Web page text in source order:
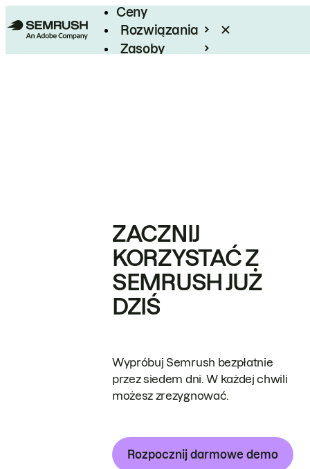
Ceny
Rozwiązania
Zasoby
ZACZNIJ
KORZYSTAĆ Z
SEMRUSH JUŻ
DZIŚ
Wypróbuj Semrush bezpłatnie
przez siedem dni. W każdej chwili
możesz zrezygnować.
Rozpocznij darmowe demo